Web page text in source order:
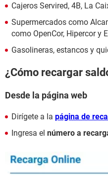
Cajeros Servired, 4B, La
Supermercados como
como OpenCor, Hipercor y
Gasolineras, estancos y
¿Cómo recargar
Desde la página web
Dirígete a la página de
Ingresa el número a